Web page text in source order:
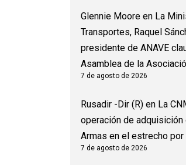
Glennie Mooreen La
Transportes, Raquel
presidente de ANAVE
Asamblea de la
7 de agosto de 2026
Rusadir -Dir (R)en La
operación de
Armas en el estrecho por
7 de agosto de 2026